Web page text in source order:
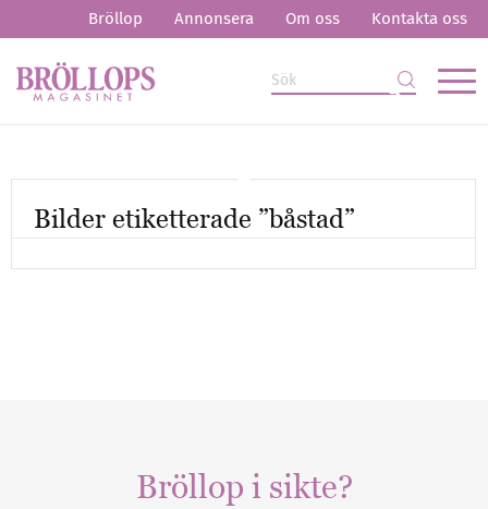
Bröllop Annonsera Om oss Kontakta oss
Bilder etiketterade ”båstad”
Bröllop i sikte?